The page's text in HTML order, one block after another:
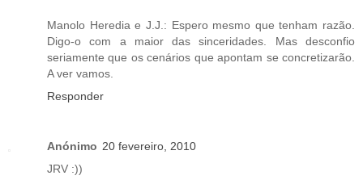
Manolo Heredia e J.J.: Espero mesmo que tenham razão.
Digo-o com a maior das sinceridades. Mas desconfio
seriamente que os cenários que apontam se concretizarão.
A ver vamos.
Responder
Anónimo 20 fevereiro, 2010
JRV :))